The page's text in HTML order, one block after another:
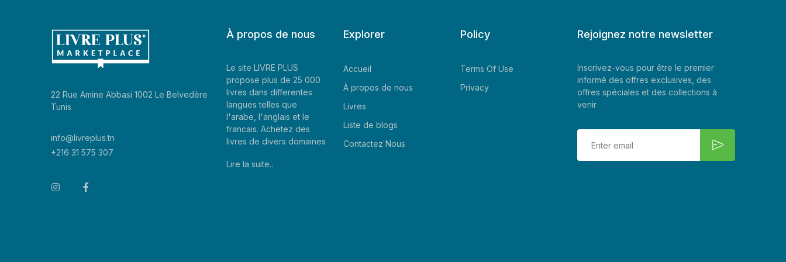
22 Rue Amine Abbasi 1002 Le Belvedère
Tunis
info@livreplus.tn
+216 31 575 307
À propos de nous
Le site LIVRE PLUS
propose plus de 25 000
livres dans differentes
langues telles que
l'arabe, l'anglais et le
francais. Achetez des
livres de divers domaines
Lire la suite..
Explorer
Accueil
À propos de nous
Livres
Liste de blogs
Contactez Nous
Policy
Terms Of Use
Privacy
Rejoignez notre newsletter
Inscrivez-vous pour être le premier
informé des offres exclusives, des
offres spéciales et des collections à
venir